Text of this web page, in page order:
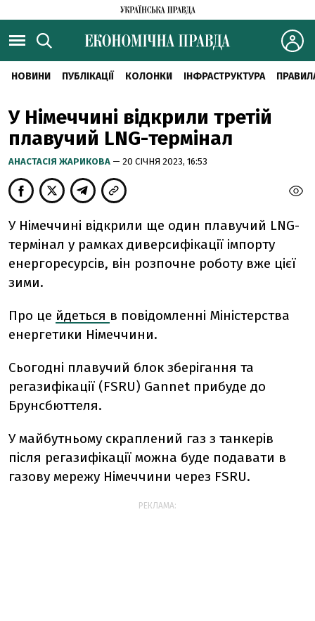
НОВИНИ ПУБЛІКАЦІЇ КОЛОНКИ ІНФРАСТРУКТУРА
У Німеччині відкрили третій
плавучий LNG-термінал
АНАСТАСІЯ ЖАРИКОВА — 20 СІЧНЯ 2023, 16:53
У Німеччині відкрили ще один плавучий LNG-
термінал у рамках диверсифікації імпорту
енергоресурсів, він розпочне роботу вже цієї
зими.
Про це йдеться в повідомленні Міністерства
енергетики Німеччини.
Сьогодні плавучий блок зберігання та
регазифікації (FSRU) Gannet прибуде до
Брунсбюттеля.
У майбутньому скраплений газ з танкерів
після регазифікації можна буде подавати в
газову мережу Німеччини через FSRU.
РЕКЛАМА: